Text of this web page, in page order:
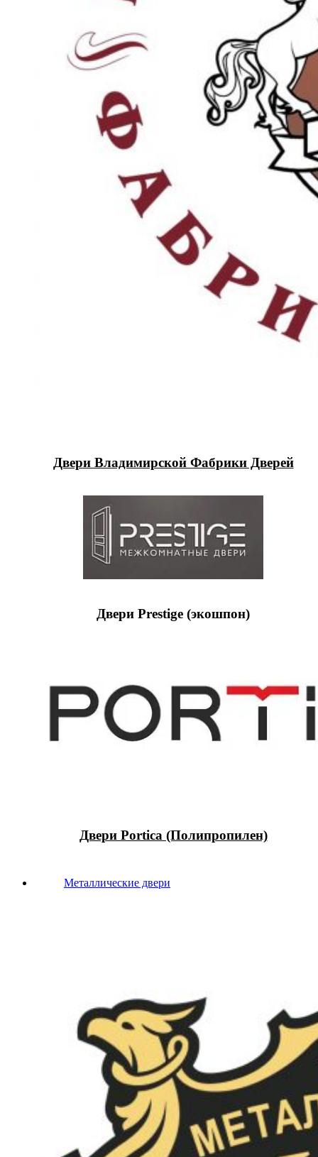
Двери Владимирской Фабрики Дверей
Двери Prestige (экошпон)
Двери Portica (Полипропилен)
Металлические двери